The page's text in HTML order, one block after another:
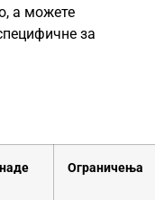
а можете
за
Ограничења